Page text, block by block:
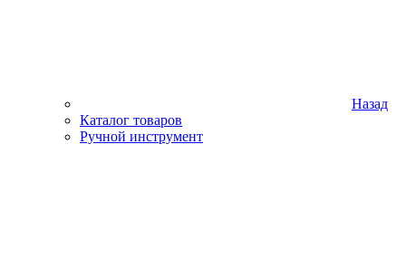
Назад
Каталог товаров
Ручной инструмент